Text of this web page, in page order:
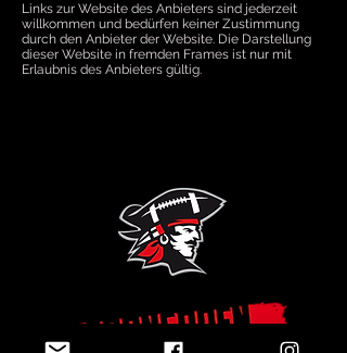
Links zur Website des Anbieters sind jederzeit
willkommen und bedürfen keiner Zustimmung
durch den Anbieter der Website. Die Darstellung
dieser Website in fremden Frames ist nur mit
Erlaubnis des Anbieters gültig.